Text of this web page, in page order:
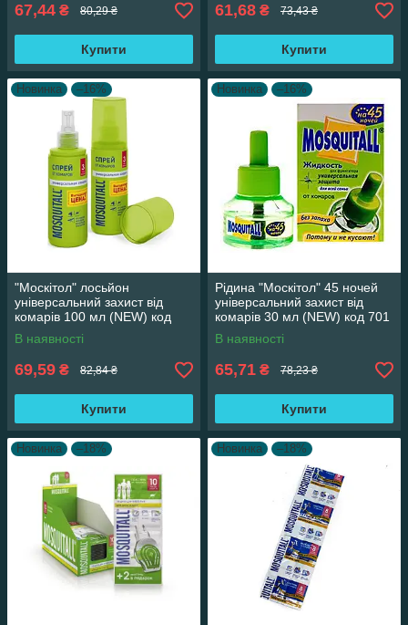
67,44 ₴ 80,29 ₴
Купити
61,68 ₴ 73,43 ₴
Купити
Новинка –16%
"Москітол" лосьйон
універсальний захист від
комарів 100 мл (NEW) код
626
В наявності
69,59 ₴ 82,84 ₴
Купити
Новинка –16%
Рідина "Москітол" 45 ночей
універсальний захист від
комарів 30 мл (NEW) код 701
19824
В наявності
65,71 ₴ 78,23 ₴
Купити
Новинка –18% Новинка –18%